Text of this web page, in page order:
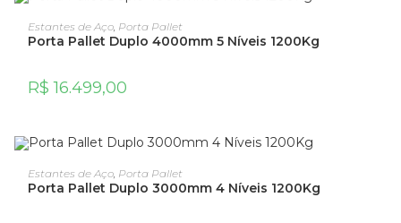
ADICIONAR AO CARRINHO
Estantes de Aço, Porta Pallet
Porta Pallet Duplo 4000mm 5 Níveis 1200Kg
R$ 16.499,00
ADICIONAR AO CARRINHO
Estantes de Aço Porta Pallet
Porta Pallet Duplo 3000mm 4 Níveis 1200Kg